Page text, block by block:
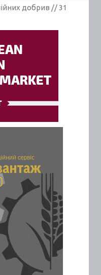
добрив // 31